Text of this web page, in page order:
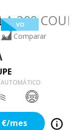
VO
Comparar
AUTOMÁTICO
€/mes